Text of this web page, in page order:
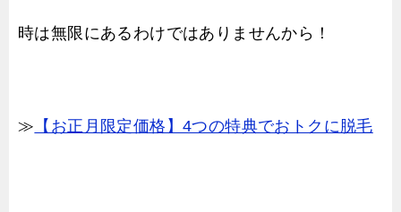
時は無限にあるわけではありませんから！
≫ 【お正月限定価格】4つの特典でおトクに脱毛